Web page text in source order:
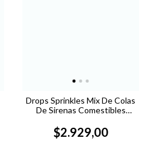
Drops Sprinkles Mix De Colas
De Sirenas Comestibles
$2.929,00